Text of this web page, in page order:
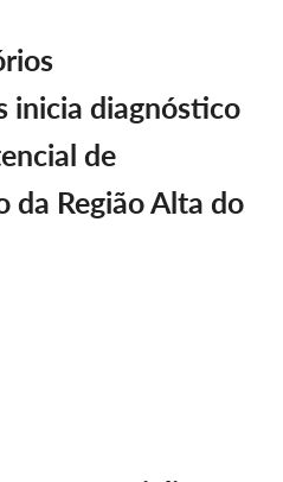
inicia diagnóstico
de
da Região Alta do